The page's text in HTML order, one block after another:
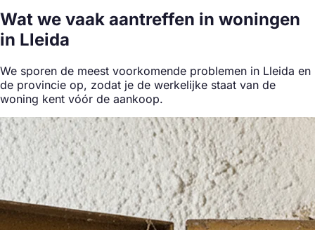
Wat we vaak aantreffen in woningen
in Lleida
We sporen de meest voorkomende problemen in Lleida en
de provincie op, zodat je de werkelijke staat van de
woning kent vóór de aankoop.